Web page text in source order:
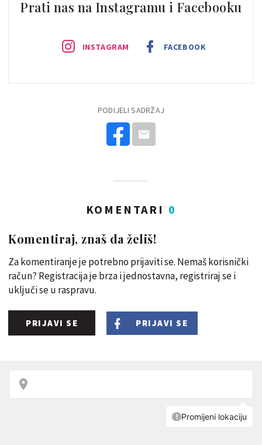
Prati nas na Instagramu i Facebooku
INSTAGRAM FACEBOOK
PODIJELI SADRŽAJ
KOMENTARI 0
Komentiraj, znaš da želiš!
Za komentiranje je potrebno prijaviti se. Nemaš korisnički
račun? Registracija je brza i jednostavna, registriraj se i
uključi se u raspravu.
PRIJAVI SE PRIJAVI SE